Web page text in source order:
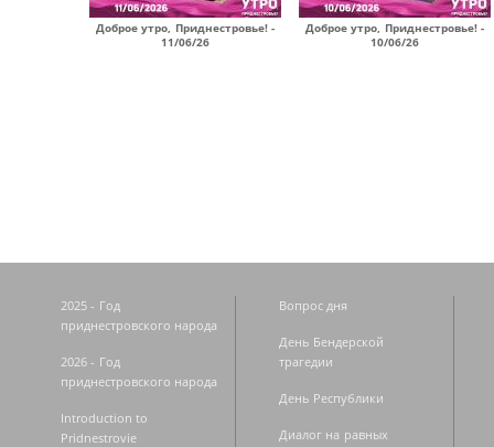
Доброе утро, Приднестровье! -
11/06/26
Доброе утро, Приднестровье! -
10/06/26
2025 - Год
приднестровского народа
2026 - Год
приднестровского народа
Introduction to
Pridnestrovie
Вопрос дня
День Бендерской
трагедии
День Республики
Диалог на равных